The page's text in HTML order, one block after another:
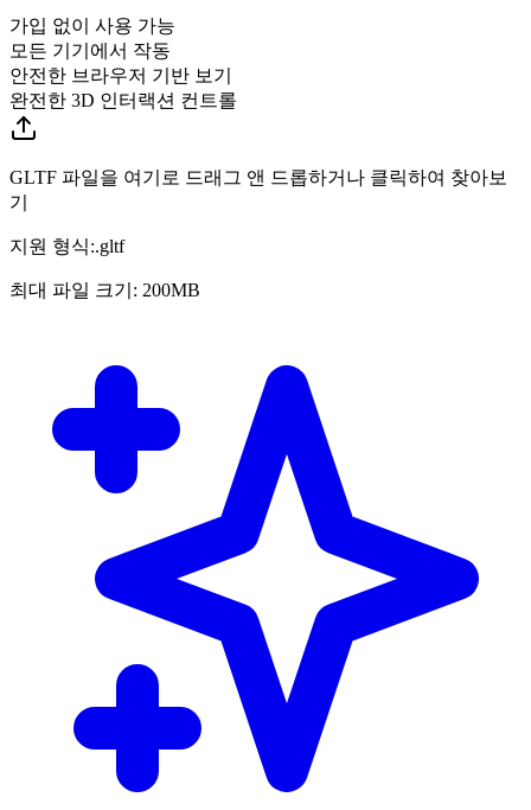
가입 없이 사용 가능
모든 기기에서 작동
안전한 브라우저 기반 보기
완전한 3D 인터랙션 컨트롤
GLTF 파일을 여기로 드래그 앤 드롭하거나 클릭하여 찾아보
기
지원 형식:.gltf
최대 파일 크기: 200MB